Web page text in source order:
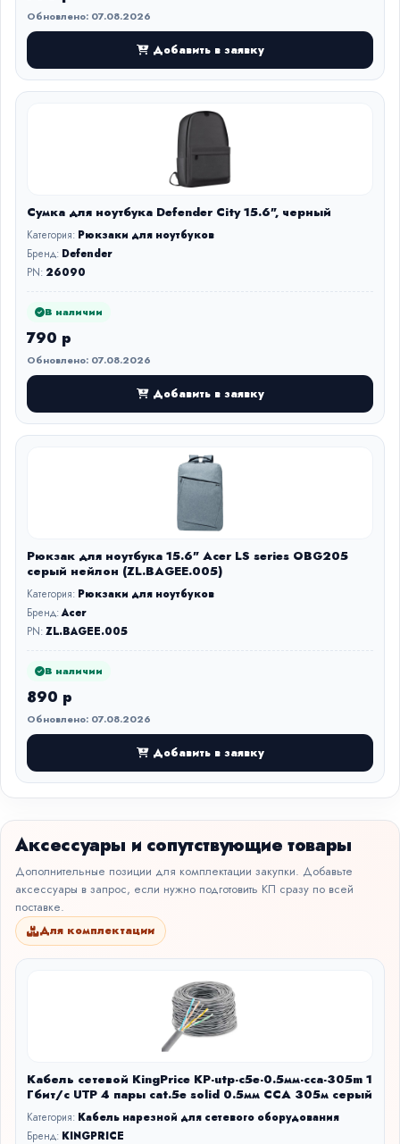
Обновлено: 07.08.2026
Добавить в заявку
Сумка для ноутбука Defender City 15.6", черный
Категория: Рюкзаки для ноутбуков
Бренд: Defender
PN: 26090
В наличии
790 р
Обновлено: 07.08.2026
Добавить в заявку
Рюкзак для ноутбука 15.6" Acer LS series OBG205
серый нейлон (ZL.BAGEE.005)
Категория: Рюкзаки для ноутбуков
Бренд:Acer
PN:ZL.BAGEE.005
В наличии
890 р
Обновлено: 07.08.2026
Добавить в заявку
Аксессуары и сопутствующие товары
Дополнительные позиции для комплектации закупки. Добавьте
аксессуары в запрос, если нужно подготовить КП сразу по всей
поставке.
Для комплектации
Кабель сетевой KingPrice KP-utp-c5e-0.5мм-cca-305m 1
Гбит/с UTP 4 пары cat.5e solid 0.5мм CCA 305м серый
Категория: Кабель нарезной для сетевого оборудования
Бренд: KINGPRICE